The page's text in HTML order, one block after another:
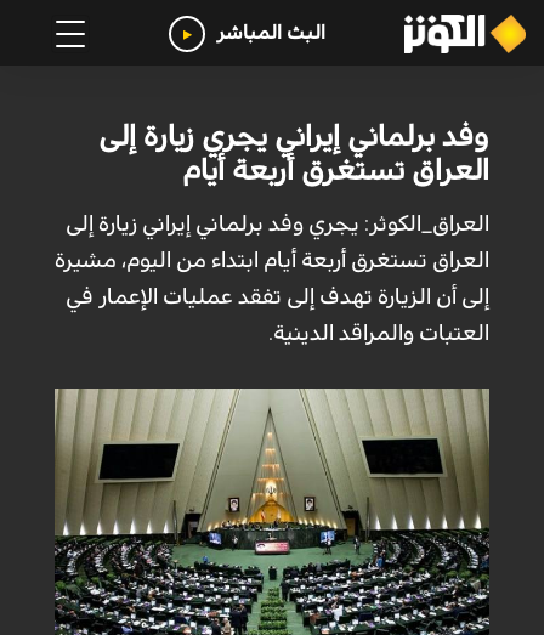
البث المباشر
وفد برلماني إيراني يجري زيارة إلى
العراق تستغرق أربعة أيام
العراق_الكوثر: يجري وفد برلماني إيراني زيارة إلى
العراق تستغرق أربعة أيام ابتداء من اليوم، مشيرة
إلى أن الزيارة تهدف إلى تفقد عمليات الإعمار في
العتبات والمراقد الدينية.